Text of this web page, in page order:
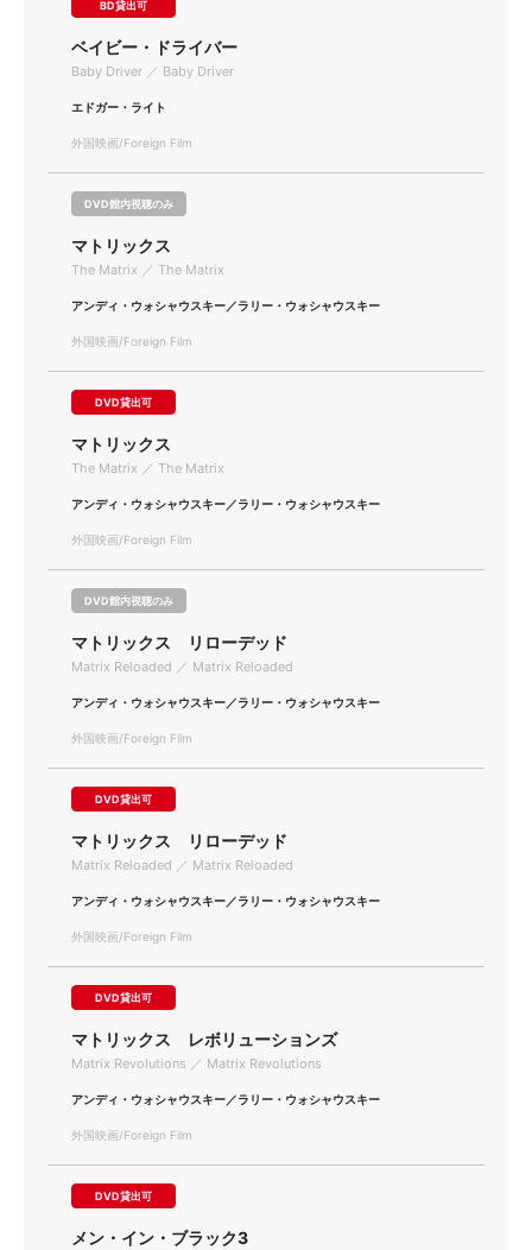
BD貸出可
ベイビー・ドライバー
Baby Driver ／ Baby Driver
エドガー・ライト
外国映画/Foreign Film
DVD館内視聴のみ
マトリックス
The Matrix ／ The Matrix
アンディ・ウォシャウスキー／ラリー・ウォシャウスキー
外国映画/Foreign Film
DVD貸出可
マトリックス
The Matrix ／ The Matrix
アンディ・ウォシャウスキー／ラリー・ウォシャウスキー
外国映画/Foreign Film
DVD館内視聴のみ
マトリックス リローデッド
Matrix Reloaded ／ Matrix Reloaded
アンディ・ウォシャウスキー／ラリー・ウォシャウスキー
外国映画/Foreign Film
DVD貸出可
マトリックス リローデッド
Matrix Reloaded ／ Matrix Reloaded
アンディ・ウォシャウスキー／ラリー・ウォシャウスキー
外国映画/Foreign Film
DVD貸出可
マトリックス レボリューションズ
Matrix Revolutions ／ Matrix Revolutions
アンディ・ウォシャウスキー／ラリー・ウォシャウスキー
外国映画/Foreign Film
DVD貸出可
メン・イン・ブラック3